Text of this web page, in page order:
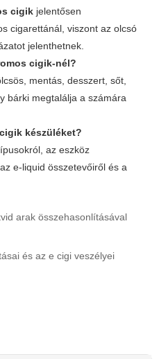
cigik jelentősen
cigarettánál, viszont az olcsó
jelenthetnek.
cigik-nél?
mentás, desszert, sőt,
bárki megtalálja a számára
készüléket?
az eszköz
e-liquid összetevőiről és a
arak összehasonlításával
és az e cigi veszélyei